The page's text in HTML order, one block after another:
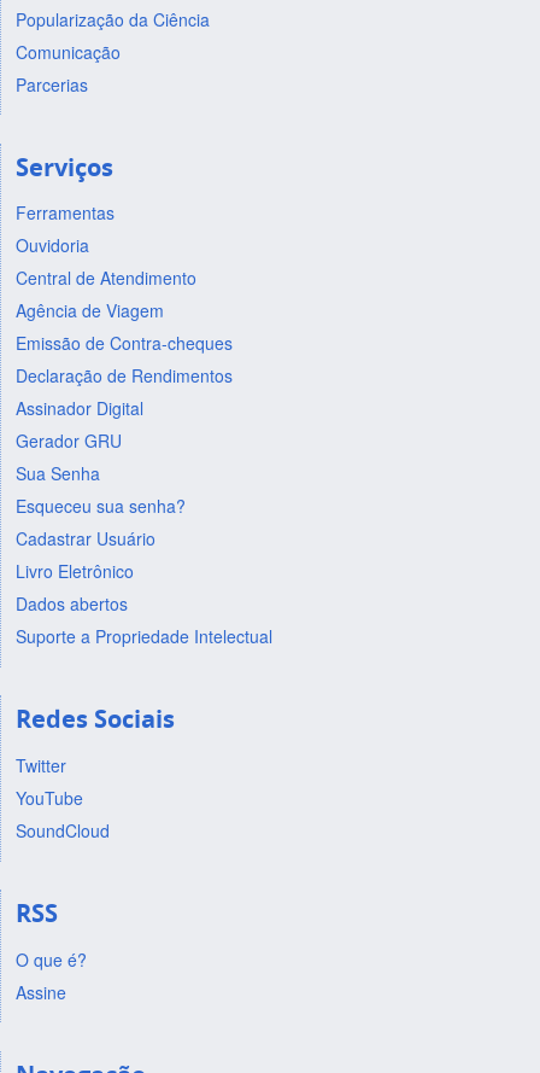
Popularização da Ciência
Comunicação
Parcerias
Serviços
Ferramentas
Ouvidoria
Central de Atendimento
Agência de Viagem
Emissão de Contra-cheques
Declaração de Rendimentos
Assinador Digital
Gerador GRU
Sua Senha
Esqueceu sua senha?
Cadastrar Usuário
Livro Eletrônico
Dados abertos
Suporte a Propriedade Intelectual
Redes Sociais
Twitter
YouTube
SoundCloud
RSS
O que é?
Assine